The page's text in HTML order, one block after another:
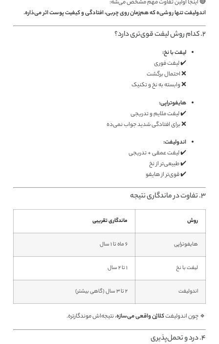
🔴 اینجا اولین تفاوت مهم مشخص می‌شه:
اندولیفت تنها روشی‌ه که هم‌زمان روی چربی، افتادگی و کیفیت پوست اثر می‌ذاره.
2. کدام روش لیفت قوی‌تری دارد؟
لیفت با نخ:
✔️ لیفت فوری
❌ احتمال برگشت
❌ وابسته به نخ و تکنیک
هایفوتراپی:
✔️ لیفت ملایم و تدریجی
❌ برای افتادگی شدید جواب نمی‌ده
اندولیفت:
✔️ لیفت عمقی + تدریجی
✔️ طبیعی‌تر از نخ
✔️ قوی‌تر از هایفو
3. تفاوت در ماندگاری نتیجه
روش ماندگاری تقریبی
هایفوتراپی ۶ ماه تا ۱ سال
لیفت با نخ ۱ تا ۲ سال
اندولیفت ۲ تا ۳ سال (گاهی بیشتر)
🔹 چون اندولیفتکلاژن واقعی می‌سازه، نتیجه‌اش موندگارتره.
4. درد و تحمل‌پذیری